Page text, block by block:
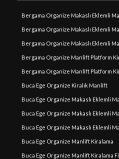
Bergama Organize Makaslı Eklemli
Bergama Organize Makaslı Eklemli
Bergama Organize Makaslı Eklemli
Bergama Organize Manlift Platform
Bergama Organize Manlift Platform
Buca Ege Organize Kiralık Manlift
Buca Ege Organize Makaslı Eklemli
Buca Ege Organize Makaslı Eklemli
Buca Ege Organize Makaslı Eklemli
Buca Ege Organize Manlift Kiralama
Buca Ege Organize Manlift Kiralama